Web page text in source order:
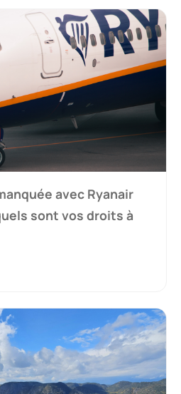
avec Ryanair
sont vos droits à